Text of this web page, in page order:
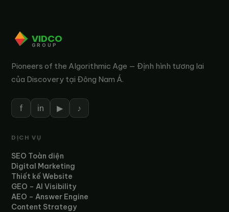
VIDCO
GROUP
Pioneers of the Algorithmic Age — Định hình tương lai
của Discovery tại Đông Nam Á.
f in ▶ ♪
DỊCH VỤ
SEO Toàn diện
Digital Marketing
Thiết kế Website
GEO – AI Visibility
AEO – Answer Engine
Content Strategy